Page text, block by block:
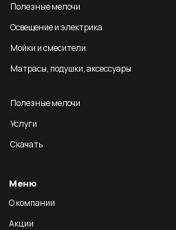
Полезные мелочи
Освещение и электрика
Мойки и смесители
Матрасы, подушки, аксессуары
Полезные мелочи
Услуги
Скачать
Меню
О компании
Акции